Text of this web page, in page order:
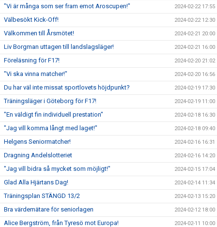
"Vi är många som ser fram emot Aroscupen!" 2024-02-22 17:55
Välbesökt Kick-Off! 2024-02-22 12:30
Välkommen till Årsmötet! 2024-02-21 20:00
Liv Borgman uttagen till landslagsläger! 2024-02-21 16:00
Föreläsning för F17! 2024-02-20 21:02
"Vi ska vinna matcher!" 2024-02-20 16:56
Du har väl inte missat sportlovets höjdpunkt? 2024-02-19 17:30
Träningsläger i Göteborg för F17! 2024-02-19 11:00
"En väldigt fin individuell prestation" 2024-02-18 16:30
"Jag vill komma långt med laget!" 2024-02-18 09:40
Helgens Seniormatcher! 2024-02-16 16:31
Dragning Andelslotteriet 2024-02-16 14:20
"Jag vill bidra så mycket som möjligt!" 2024-02-15 17:04
Glad Alla Hjärtans Dag! 2024-02-14 11:34
Träningsplan STÄNGD 13/2 2024-02-13 15:20
Bra värdemätare för seniorlagen 2024-02-12 18:00
Alice Bergström, från Tyresö mot Europa! 2024-02-11 10:00